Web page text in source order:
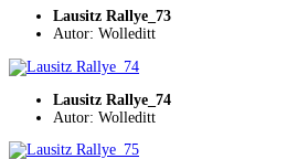
Lausitz Rallye_73
Autor: Wolleditt
Lausitz Rallye_74
Autor: Wolleditt